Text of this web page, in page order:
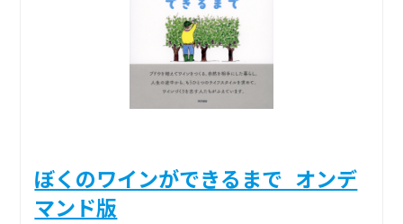
ぼくのワインができるまで_オンデ
マンド版